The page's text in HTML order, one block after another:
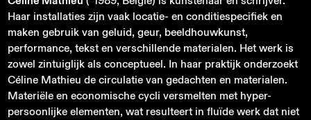
Haar installaties zijn vaak locatie- en conditiespecifiek en
maken gebruik van geluid, geur, beeldhouwkunst,
performance, tekst en verschillende materialen. Het werk is
zowel zintuiglijk als conceptueel. In haar praktijk onderzoekt
Céline Mathieu de circulatie van gedachten en materialen.
Materiële en economische cycli versmelten met hyper-
persoonlijke elementen, wat resulteert in fluïde werk dat niet